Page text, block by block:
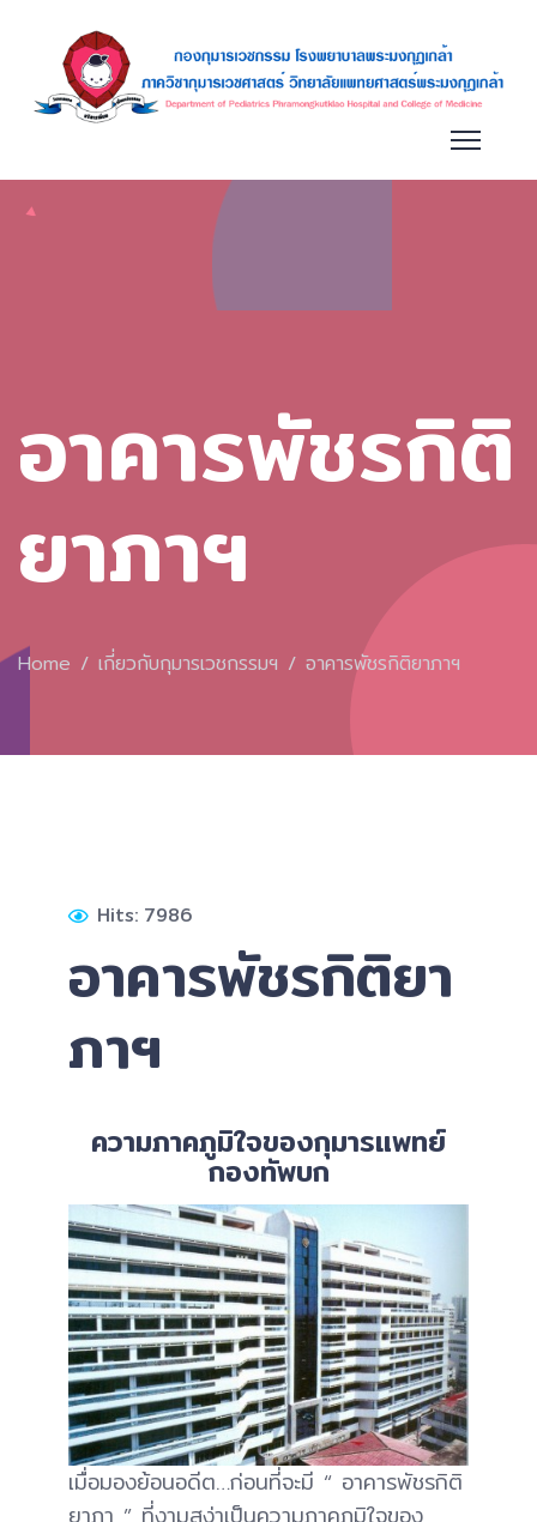
อาคารพัชรกิติ
ยาภาฯ
Home เกี่ยวกับกุมารเวชกรรมฯ อาคารพัชรกิติยาภาฯ
Hits: 7986
อาคารพัชรกิติยา
ภาฯ
ความภาคภูมิใจของกุมารแพทย์
กองทัพบก
เมื่อมองย้อนอดีต…ก่อนที่จะมี “ อาคารพัชรกิติ